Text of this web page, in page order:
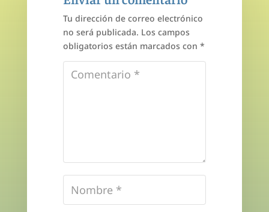
Tu dirección de correo electrónico
no será publicada. Los campos
obligatorios están marcados con *